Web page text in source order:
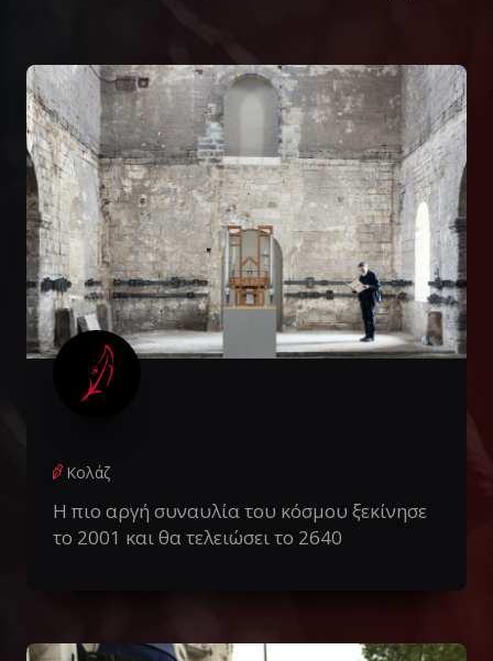
Κολάζ
Η πιο αργή συναυλία του κόσμου ξεκίνησε
το 2001 και θα τελειώσει το 2640